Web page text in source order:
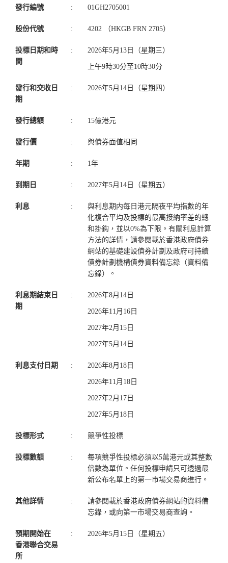
發行編號 : 01GH2705001
股份代號 : 4202 （HKGB FRN 2705）
投標日期和時
間
: 2026年5月13日（星期三）
上午9時30分至10時30分
發行和交收日
期
: 2026年5月14日（星期四）
發行總額 : 15億港元
發行價 : 與債券面值相同
年期 : 1年
到期日 : 2027年5月14日（星期五）
利息 :
與利息期内每日港元隔夜平均指數的年
化複合平均及投標的最高接納率差的總
和掛鈎，並以0%為下限。有關利息計算
方法的詳情，請參閱載於香港政府債券
網站的基礎建設債券計劃及政府可持續
債券計劃機構債券資料備忘錄（資料備
忘錄）。
利息期結束日
期
: 2026年8月14日
2026年11月16日
2027年2月15日
2027年5月14日
利息支付日期 : 2026年8月18日
2026年11月18日
2027年2月17日
2027年5月18日
投標形式 : 競爭性投標
投標數額 :
每項競爭性投標必須以5萬港元或其整數
倍數為單位。任何投標申請只可透過最
新公布名單上的第一市場交易商進行。
其他詳情 :
請參閱載於香港政府債券網站的資料備
忘錄，或向第一市場交易商查詢。
預期開始在
香港聯合交易
所
: 2026年5月15日（星期五）